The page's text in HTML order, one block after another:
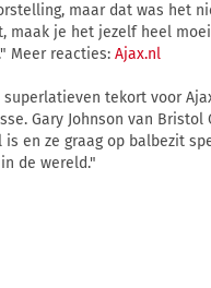
maar dat was het
maak je het jezelf heel
Meer reacties: Ajax.nl
tekort voor
Gary Johnson van Bristol
en ze graag op balbezit
de wereld."